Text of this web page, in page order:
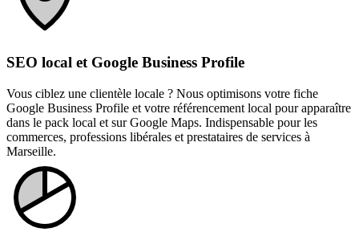
SEO local et Google Business Profile
Vous ciblez une clientèle locale ? Nous optimisons votre fiche
Google Business Profile et votre référencement local pour apparaître
dans le pack local et sur Google Maps. Indispensable pour les
commerces, professions libérales et prestataires de services à
Marseille.